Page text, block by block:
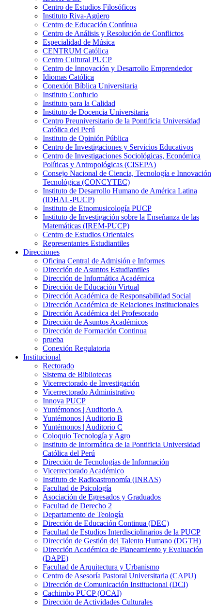
Centro de Estudios Filosóficos
Instituto Riva-Agüero
Centro de Educación Contínua
Centro de Análisis y Resolución de Conflictos
Especialidad de Música
CENTRUM Católica
Centro Cultural PUCP
Centro de Innovación y Desarrollo Emprendedor
Idiomas Católica
Conexión Bíblica Universitaria
Instituto Confucio
Instituto para la Calidad
Instituto de Docencia Universitaria
Centro Preuniversitario de la Pontificia Universidad
Católica del Perú
Instituto de Opinión Pública
Centro de Investigaciones y Servicios Educativos
Centro de Investigaciones Sociológicas, Económica
Políticas y Antropológicas (CISEPA)
Consejo Nacional de Ciencia, Tecnología e Innovación
Tecnológica (CONCYTEC)
Instituto de Desarrollo Humano de América Latina
(IDHAL-PUCP)
Instituto de Etnomusicología PUCP
Instituto de Investigación sobre la Enseñanza de las
Matemáticas (IREM-PUCP)
Centro de Estudios Orientales
Representantes Estudiantiles
Direcciones
Oficina Central de Admisión e Informes
Dirección de Asuntos Estudiantiles
Dirección de Informática Académica
Dirección de Educación Virtual
Dirección Académica de Responsabilidad Social
Dirección Académica de Relaciones Institucionales
Dirección Académica del Profesorado
Dirección de Asuntos Académicos
Dirección de Formación Continua
prueba
Conexión Regulatoria
Institucional
Rectorado
Sistema de Bibliotecas
Vicerrectorado de Investigación
Vicerrectorado Administrativo
Innova PUCP
Yuntémonos | Auditorio A
Yuntémonos | Auditorio B
Yuntémonos | Auditorio C
Coloquio Tecnología y Agro
Instituto de Informática de la Pontificia Universidad
Católica del Perú
Dirección de Tecnologías de Información
Vicerrectorado Académico
Instituto de Radioastronomía (INRAS)
Facultad de Psicología
Asociación de Egresados y Graduados
Facultad de Derecho 2
Departamento de Teología
Dirección de Educación Continua (DEC)
Facultad de Estudios Interdisciplinarios de la PUCP
Dirección de Gestión del Talento Humano (DGTH)
Dirección Académica de Planeamiento y Evaluación
(DAPE)
Facultad de Arquitectura y Urbanismo
Centro de Asesoría Pastoral Universitaria (CAPU)
Dirección de Comunicación Institucional (DCI)
Cachimbo PUCP (OCAI)
Dirección de Actividades Culturales